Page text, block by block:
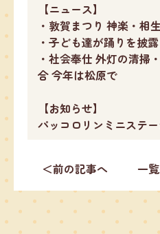
【ニュース】
・敦賀まつり 神楽・相
・子ども達が踊りを披
・社会奉仕 外灯の清掃
合 今年は松原で
【お知らせ】
パッコロリンミニステ
＜前の記事へ 一